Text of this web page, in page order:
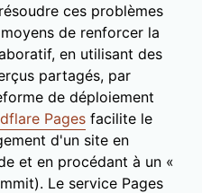
ces problèmes
de renforcer la
en utilisant des
partagés, par
de déploiement
Pages facilite le
d'un site en
et en procédant à un «
Le service Pages